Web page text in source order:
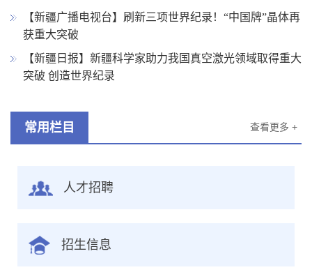
【新疆广播电视台】刷新三项世界纪录！“中国牌”晶体再
获重大突破
【新疆日报】新疆科学家助力我国真空激光领域取得重大
突破 创造世界纪录
常用栏目 查看更多 +
人才招聘
招生信息